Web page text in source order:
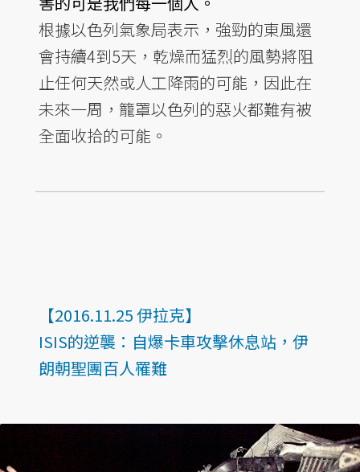
根據以色列氣象局表示，強勁的東風還
會持續4到5天，乾燥而猛烈的風勢將阻
止任何天然或人工降雨的可能，因此在
未來一周，籠罩以色列的惡火都難有被
全面收拾的可能。
【2016.11.25 伊拉克】
ISIS的逆襲：自爆卡車攻擊休息站，伊
朗朝聖團百人罹難